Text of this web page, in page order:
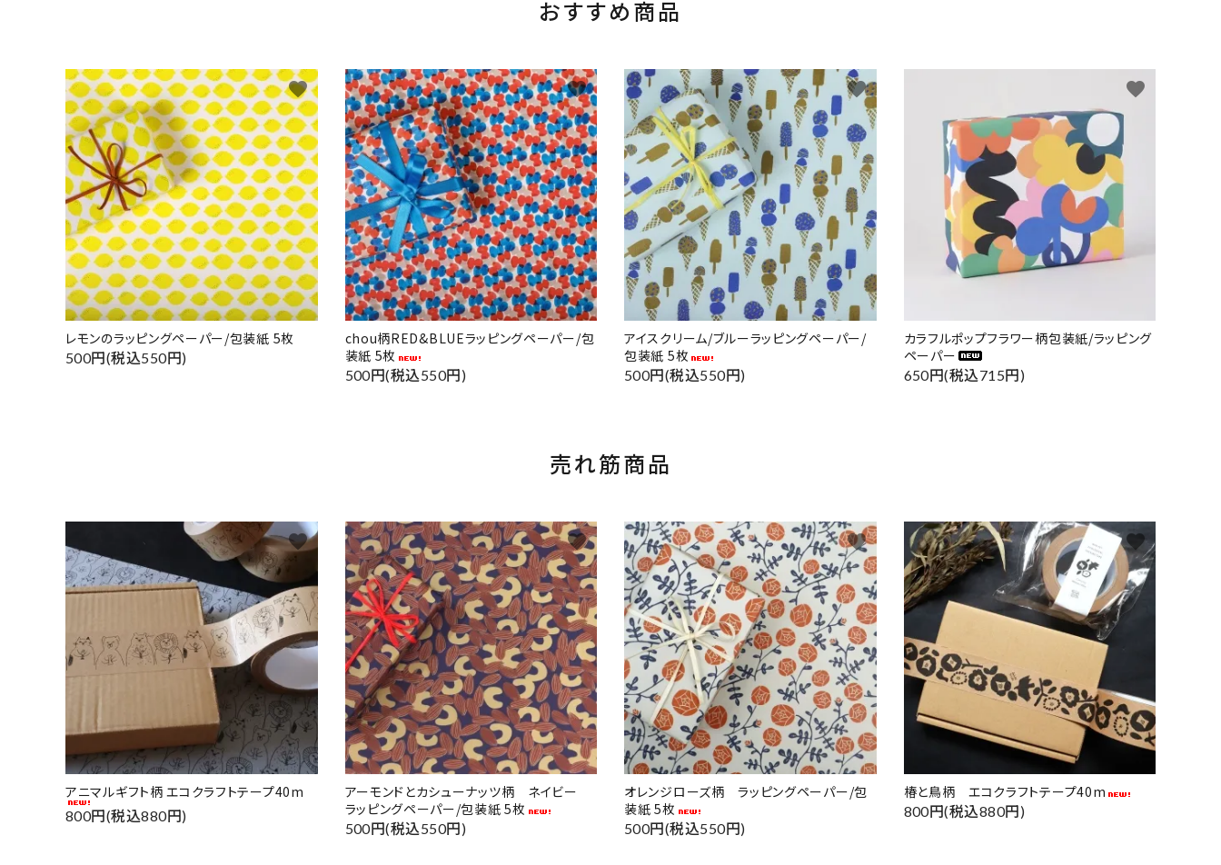
おすすめ商品
レモンのラッピングペーパー/包装紙 5枚
500円(税込550円)
favorite
chou柄RED&BLUEラッピングペーパー/包
装紙 5枚
500円(税込550円)
favorite
アイスクリーム/ブルーラッピングペーパー/
包装紙 5枚
500円(税込550円)
favorite
カラフルポップフラワー柄包装紙/ラッピング
ペーパー
650円(税込715円)
favorite
売れ筋商品
アニマルギフト柄 エコクラフトテープ40m
800円(税込880円)
favorite
アーモンドとカシューナッツ柄 ネイビー
ラッピングペーパー/包装紙 5枚
500円(税込550円)
favorite
オレンジローズ柄 ラッピングペーパー/包
装紙 5枚
500円(税込550円)
favorite
椿と鳥柄 エコクラフトテープ40m
800円(税込880円)
favorite